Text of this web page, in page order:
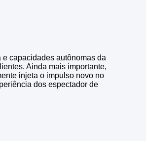
capacidades autônomas da
Ainda mais importante,
injeta o impulso novo no
dos espectador de